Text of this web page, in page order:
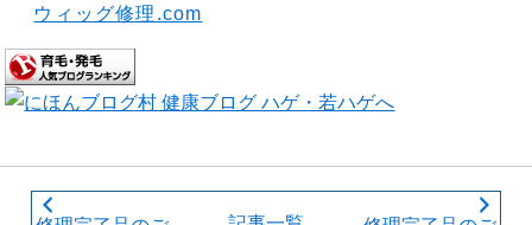
ウィッグ修理.com